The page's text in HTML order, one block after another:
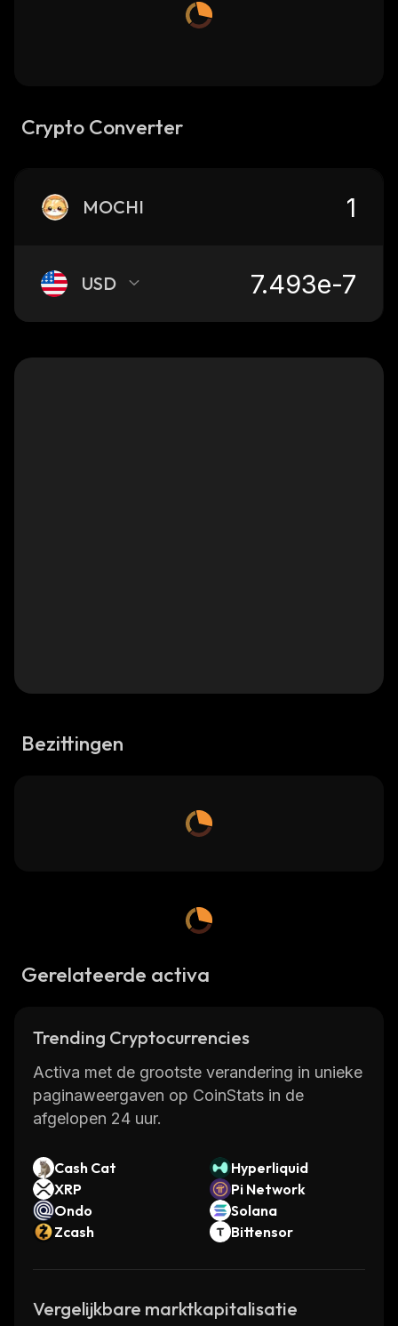
Crypto Converter
MOCHI
USD
Bezittingen
Gerelateerde activa
Trending Cryptocurrencies
Activa met de grootste verandering in unieke
paginaweergaven op CoinStats in de
afgelopen 24 uur.
Cash Cat
Hyperliquid
XRP
Pi Network
Ondo
Solana
Zcash
Bittensor
Vergelijkbare marktkapitalisatie